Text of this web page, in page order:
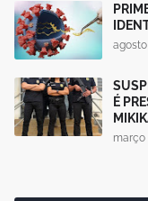
agosto
É
março